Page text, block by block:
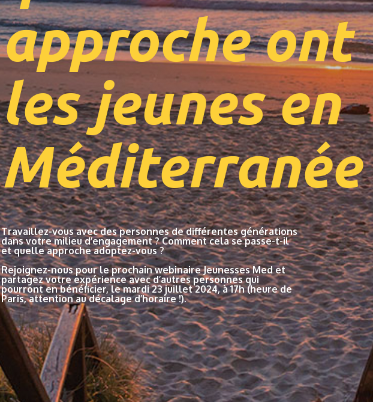
approche ont
les jeunes en
Méditerranée
Travaillez-vous avec des personnes de différentes générations
dans votre milieu d’engagement ? Comment cela se passe-t-il
et quelle approche adoptez-vous ?
Rejoignez-nous pour le prochain webinaire Jeunesses Med et
partagez votre expérience avec d’autres personnes qui
pourront en bénéficier, le mardi 23 juillet 2024, à 17h (heure de
Paris, attention au décalage d’horaire !).